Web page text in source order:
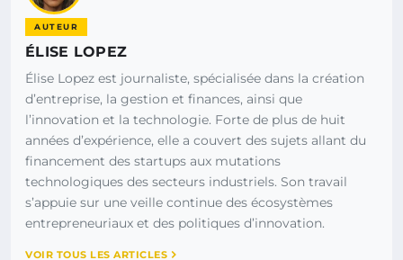
AUTEUR
ÉLISE LOPEZ
Élise Lopez est journaliste, spécialisée dans la création
d’entreprise, la gestion et finances, ainsi que
l’innovation et la technologie. Forte de plus de huit
années d’expérience, elle a couvert des sujets allant du
financement des startups aux mutations
technologiques des secteurs industriels. Son travail
s’appuie sur une veille continue des écosystèmes
entrepreneuriaux et des politiques d’innovation.
VOIR TOUS LES ARTICLES